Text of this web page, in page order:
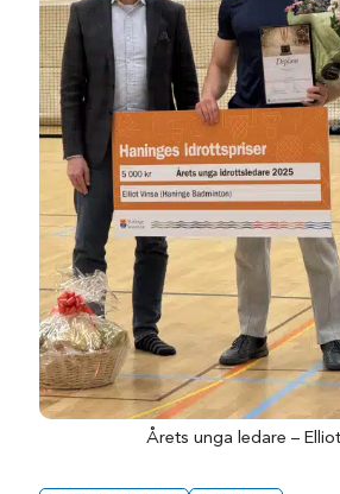
Årets unga ledare –